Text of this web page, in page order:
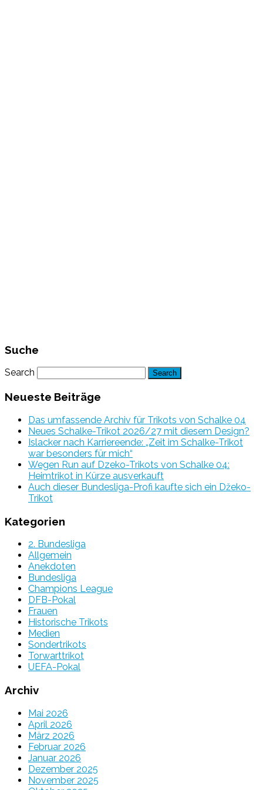
Suche
Search
Neueste Beiträge
Das umfassende Archiv für Trikots von Schalke 04
Neues Schalke-Trikot 2026/27 mit diesem Design?
Islacker nach Karriereende: „Zeit im Schalke-Trikot
war besonders für mich“
Wegen Run auf Dzeko-Trikots von Schalke 04:
Heimtrikot in Kürze ausverkauft
Auch dieser Bundesliga-Profi kaufte sich ein Džeko-
Trikot
Kategorien
2. Bundesliga
Allgemein
Anekdoten
Bundesliga
Champions League
DFB-Pokal
Frauen
Historische Trikots
Medien
Sondertrikots
Torwarttrikot
UEFA-Pokal
Archiv
Mai 2026
April 2026
März 2026
Februar 2026
Januar 2026
Dezember 2025
November 2025